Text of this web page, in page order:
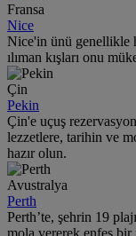
Fransa
Nice
Nice'in ünü genellikle
ılıman kışları onu
Çin
Pekin
Çin'e uçuş
lezzetlere, tarihin ve
hazır olun.
Avustralya
Perth
Perth’te, şehrin 19
mola vererek enfes